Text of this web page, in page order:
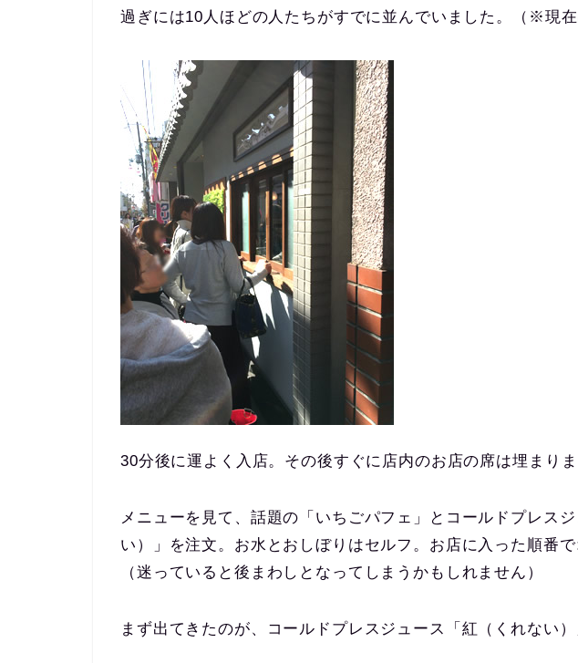
過ぎには10人ほどの人たちがすでに並んでいました。（※現在
30分後に運よく入店。その後すぐに店内のお店の席は埋まりま
メニューを見て、話題の「いちごパフェ」とコールドプレス
い）」を注文。お水とおしぼりはセルフ。お店に入った順番で
（迷っていると後まわしとなってしまうかもしれません）
まず出てきたのが、コールドプレスジュース「紅（くれない）